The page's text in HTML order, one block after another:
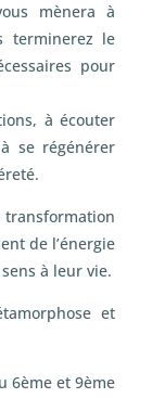
mènera à
terminerez le
pour
à écouter
se régénérer
de l’énergie
à leur vie.
et
6ème et 9ème